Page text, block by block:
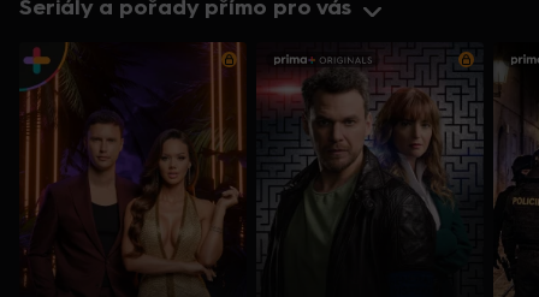
Seriály a pořady přímo pro vás